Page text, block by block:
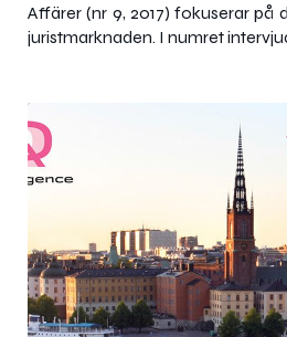
Affärer (nr 9, 2017) fokuserar på
juristmarknaden. I numret